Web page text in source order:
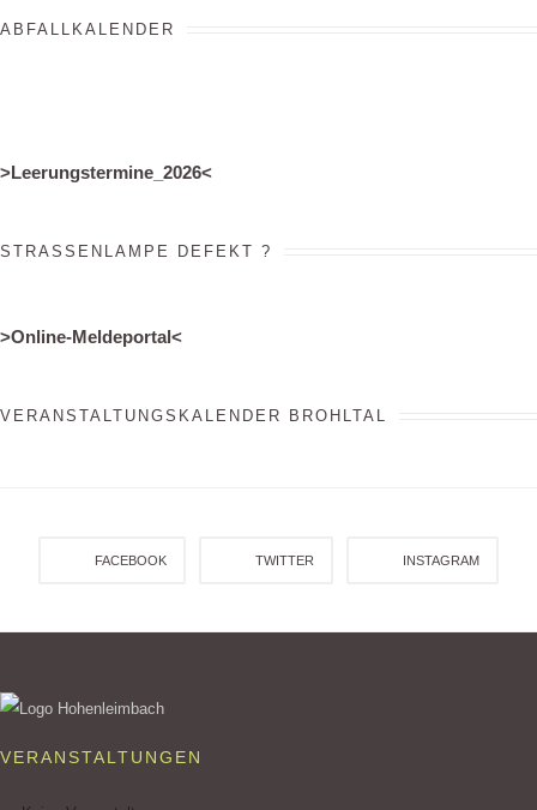
ABFALLKALENDER
>Leerungstermine_2026<
STRASSENLAMPE DEFEKT ?
>Online-Meldeportal<
VERANSTALTUNGSKALENDER BROHLTAL
FACEBOOK TWITTER INSTAGRAM
VERANSTALTUNGEN